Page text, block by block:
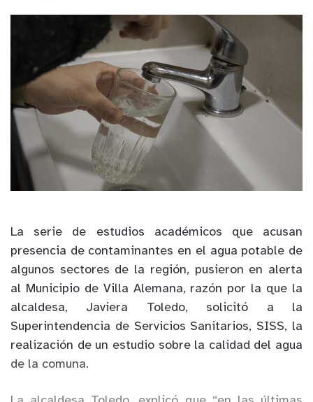
La serie de estudios académicos que acusan
presencia de contaminantes en el agua potable de
algunos sectores de la región, pusieron en alerta
al Municipio de Villa Alemana, razón por la que la
alcaldesa, Javiera Toledo, solicitó a la
Superintendencia de Servicios Sanitarios, SISS, la
realización de un estudio sobre la calidad del agua
de la comuna.